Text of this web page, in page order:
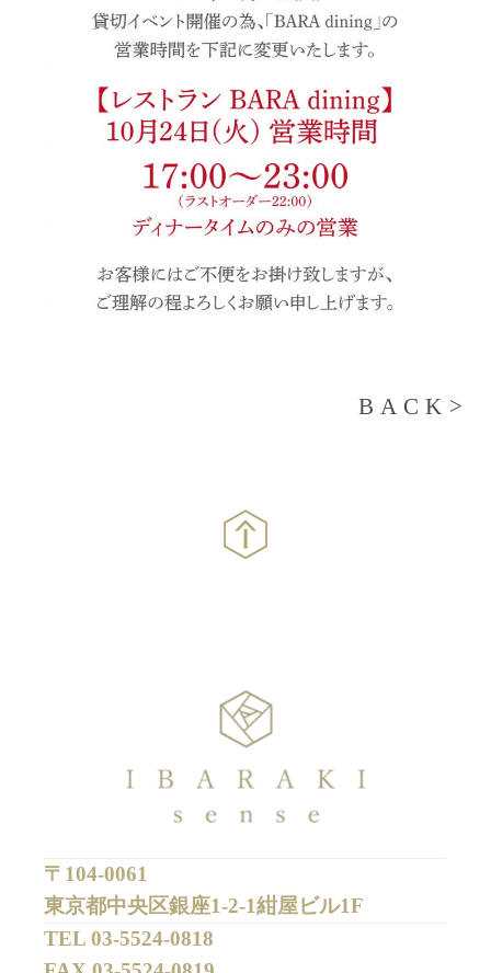
BACK>
〒104-0061
東京都中央区銀座1-2-1紺屋ビル1F
TEL 03-5524-0818